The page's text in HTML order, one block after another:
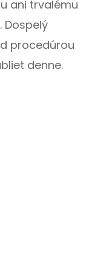
ani trvalému
Dospelý
procedúrou
denne.